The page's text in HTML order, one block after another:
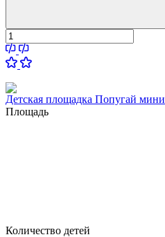
Детская площадка Попугай мини
Площадь
Количество детей